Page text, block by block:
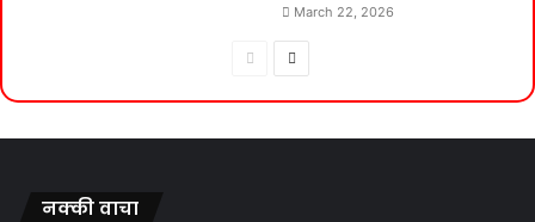
March 22, 2026
PreviousNext
नक्की वाचा